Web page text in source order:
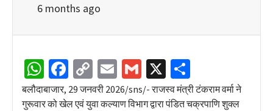
6 months ago
WhatsApp
Facebook
Copy
Link
EmailGmail
X
बलौदाबाजार, 29 जनवरी 2026/sns/- राजस्व मंत्री टंकराम वर्मा ने
गुरूवार को खेल एवं युवा कल्याण विभाग द्वारा पंडित चक्रपाणि शुक्ल